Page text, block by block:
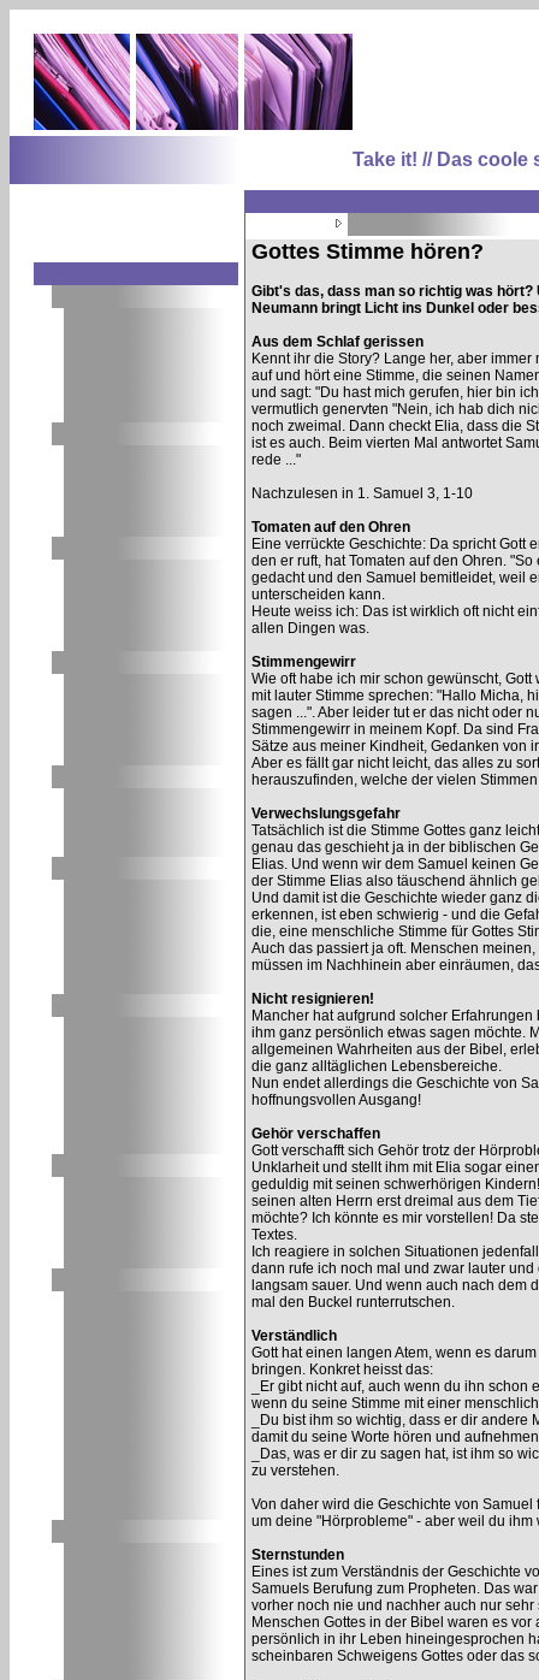
Take it! // Das
Gottes Stimme hören?
Gibt's das, dass man so richtig was
Neumann bringt Licht ins Dunkel oder
Aus dem Schlaf gerissen
Kennt ihr die Story? Lange her, aber
auf und hört eine Stimme, die seinen
und sagt: "Du hast mich gerufen, hier bin
vermutlich genervten "Nein, ich hab dich
noch zweimal. Dann checkt Elia, dass die
ist es auch. Beim vierten Mal antwortet
rede ..."
Nachzulesen in 1. Samuel 3, 1-10
Tomaten auf den Ohren
Eine verrückte Geschichte: Da spricht
den er ruft, hat Tomaten auf den Ohren.
gedacht und den Samuel bemitleidet, weil
unterscheiden kann.
Heute weiss ich: Das ist wirklich oft nicht
allen Dingen was.
Stimmengewirr
Wie oft habe ich mir schon gewünscht,
mit lauter Stimme sprechen: "Hallo Micha,
sagen ...". Aber leider tut er das nicht oder
Stimmengewirr in meinem Kopf. Da sind
Sätze aus meiner Kindheit, Gedanken von
Aber es fällt gar nicht leicht, das alles zu
herauszufinden, welche der vielen
Verwechslungsgefahr
Tatsächlich ist die Stimme Gottes ganz
genau das geschieht ja in der biblischen
Elias. Und wenn wir dem Samuel keinen
der Stimme Elias also täuschend ähnlich
Und damit ist die Geschichte wieder ganz
erkennen, ist eben schwierig - und die
die, eine menschliche Stimme für Gottes
Auch das passiert ja oft. Menschen
müssen im Nachhinein aber einräumen,
Nicht resignieren!
Mancher hat aufgrund solcher
ihm ganz persönlich etwas sagen möchte.
allgemeinen Wahrheiten aus der Bibel,
die ganz alltäglichen Lebensbereiche.
Nun endet allerdings die Geschichte von
hoffnungsvollen Ausgang!
Gehör verschaffen
Gott verschafft sich Gehör trotz der
Unklarheit und stellt ihm mit Elia sogar
geduldig mit seinen schwerhörigen
seinen alten Herrn erst dreimal aus dem
möchte? Ich könnte es mir vorstellen! Da
Textes.
Ich reagiere in solchen Situationen
dann rufe ich noch mal und zwar lauter
langsam sauer. Und wenn auch nach dem
mal den Buckel runterrutschen.
Verständlich
Gott hat einen langen Atem, wenn es
bringen. Konkret heisst das:
_Er gibt nicht auf, auch wenn du ihn
wenn du seine Stimme mit einer
_Du bist ihm so wichtig, dass er dir
damit du seine Worte hören und
_Das, was er dir zu sagen hat, ist ihm so
zu verstehen.
Von daher wird die Geschichte von
um deine "Hörprobleme" - aber weil du
Sternstunden
Eines ist zum Verständnis der Geschichte
Samuels Berufung zum Propheten. Das
vorher noch nie und nachher auch nur
Menschen Gottes in der Bibel waren es
persönlich in ihr Leben hineingesprochen
scheinbaren Schweigens Gottes oder das